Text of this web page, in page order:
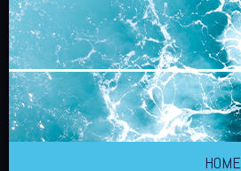
KINDAI BIG BLUE
近畿大学体育会アメリカンフットボール部
HOME